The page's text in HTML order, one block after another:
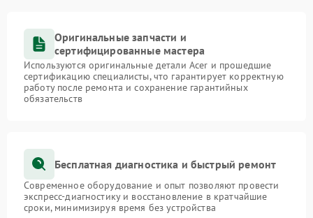
Оригинальные запчасти и
сертифицированные мастера
Используются оригинальные детали Acer и прошедшие
сертификацию специалисты, что гарантирует корректную
работу после ремонта и сохранение гарантийных
обязательств
Бесплатная диагностика и быстрый ремонт
Современное оборудование и опыт позволяют провести
экспресс-диагностику и восстановление в кратчайшие
сроки, минимизируя время без устройства